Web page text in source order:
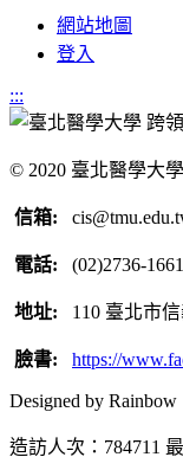
網站地圖
登入
:::
© 2020 臺北醫學大
信箱:
電話: (02)2736-
地址: 110 臺北市
臉書: https://
Designed by Rainbow
造訪人次：784711